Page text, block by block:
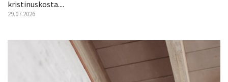
kristinuskosta....
29.07.2026